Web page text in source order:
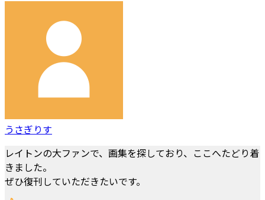
うさぎりす
レイトンの大ファンで、画集を探しており、ここへたどり着
きました。
ぜひ復刊していただきたいです。